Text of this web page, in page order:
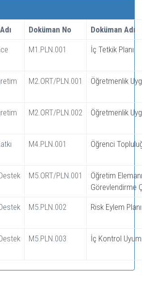
Doküman No Doküman Adı
M1.PLN.001 İç Tetkik Planı
M2.ORT/PLN.001 Öğretmenlik
M2.ORT/PLN.002 Öğretmenlik
M4.PLN.001 Öğrenci
M5.ORT/PLN.001
Öğretim
Görevlendirme
M5.PLN.002 Risk Eylem Planı
M5.PLN.003 İç Kontrol Uyum